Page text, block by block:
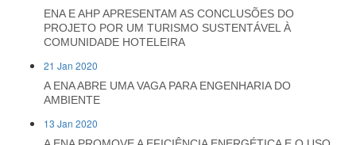
ENA E AHP APRESENTAM AS CONCLUSÕES DO
PROJETO POR UM TURISMO SUSTENTÁVEL À
COMUNIDADE HOTELEIRA
21 Jan 2020
A ENA ABRE UMA VAGA PARA ENGENHARIA DO
AMBIENTE
13 Jan 2020